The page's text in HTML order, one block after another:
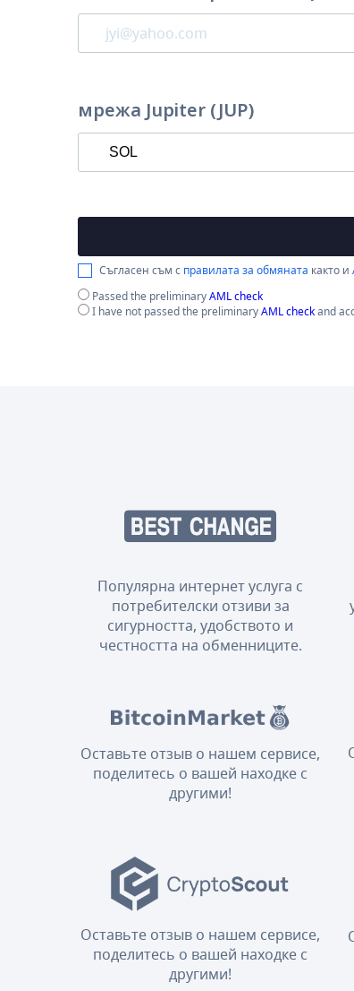
мрежа Jupiter (JUP)
Съгласен съм с правилата за обмяната както и
Passed the preliminaryAML check
I have not passed the preliminaryAML checkand
Популярна интернет услуга с
потребителски отзиви за
сигурността, удобството и
честността на обменниците.
Оставьте отзыв о нашем сервисе,
поделитесь о вашей находке с
другими!
Оставьте отзыв о нашем сервисе,
поделитесь о вашей находке с
другими!